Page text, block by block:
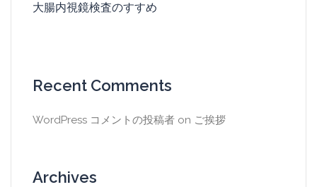
大腸内視鏡検査のすすめ
Recent Comments
WordPress コメントの投稿者 on ご挨拶
Archives